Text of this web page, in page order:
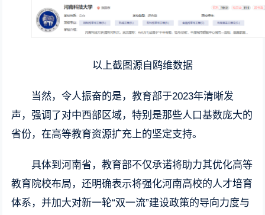
以上截图源自鸥维数据
当然，令人振奋的是，教育部于2023年清晰发
声，强调了对中西部区域，特别是那些人口基数庞大的
省份，在高等教育资源扩充上的坚定支持。
具体到河南省，教育部不仅承诺将助力其优化高等
教育院校布局，还明确表示将强化河南高校的人才培育
体系，并加大对新一轮“双一流”建设政策的导向力度与